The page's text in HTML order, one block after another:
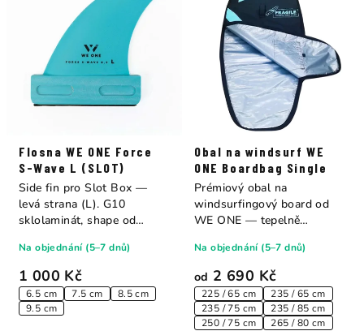
Flosna WE ONE Force
S-Wave L (SLOT)
1 000 Kč
6.5 cm 7.5 cm
8.5 cm
9.5 cm
Na objednání (5–7 dnů)
Side fin pro Slot Box —
levá strana (L). G10
sklolaminát, shape od
Obal na windsurf WE
ONE Boardbag Single
od 2 690 Kč
225 / 65 cm
235 / 65 cm
235 / 75 cm
235 / 85 cm
250 / 75 cm
265 / 80 cm
Na objednání (5–7 dnů)
Prémiový obal na
windsurfingový board od
WE ONE — tepelně